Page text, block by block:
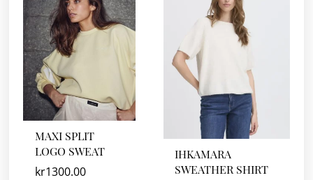
MAXI SPLIT
LOGO SWEAT
kr1300.00
IHKAMARA
SWEATHER SHIRT